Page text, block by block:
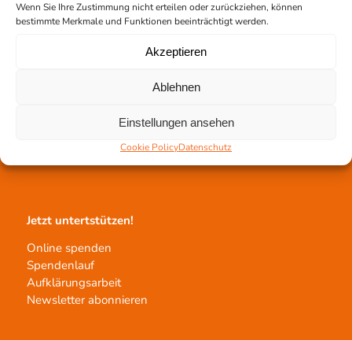
Wenn Sie Ihre Zustimmung nicht erteilen oder zurückziehen, können
bestimmte Merkmale und Funktionen beeinträchtigt werden.
Akzeptieren
Ablehnen
Einstellungen ansehen
Cookie PolicyDatenschutz
Gewebetransplantation
Gewebeprozessierung
Transplantatvermittlung
Transplantat bestellen
Jetzt untertstützen!
Online spenden
Spendenlauf
Aufklärungsarbeit
Newsletter abonnieren